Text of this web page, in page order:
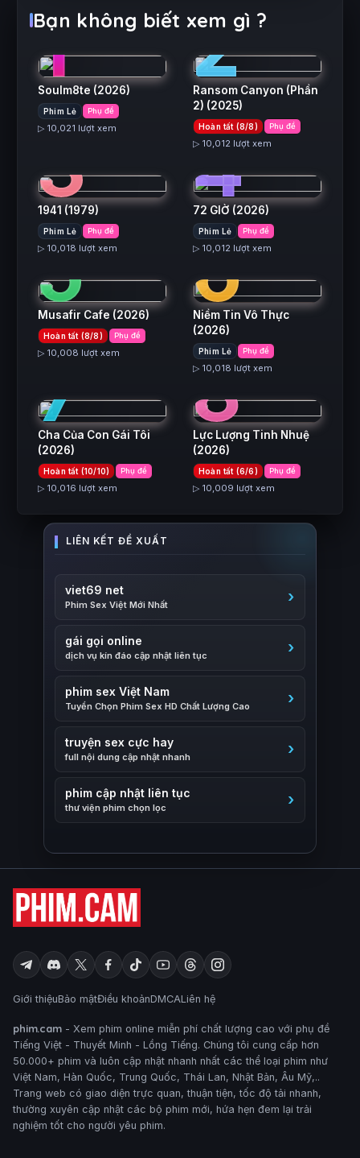
Bạn không biết xem gì ?
1
Soulm8te (2026)
Phim Lẻ Phụ đề
▷ 10,021 lượt xem
2
Ransom Canyon (Phần
2) (2025)
Hoàn tất (8/8) Phụ đề
▷ 10,012 lượt xem
3
1941 (1979)
Phim Lẻ Phụ đề
▷ 10,018 lượt xem
4
72 GIỜ (2026)
Phim Lẻ Phụ đề
▷ 10,012 lượt xem
5
Musafir Cafe (2026)
Hoàn tất (8/8) Phụ đề
▷ 10,008 lượt xem
6
Niềm Tin Vô Thực
(2026)
Phim Lẻ Phụ đề
▷ 10,018 lượt xem
7
Cha Của Con Gái Tôi
(2026)
Hoàn tất (10/10) Phụ đề
▷ 10,016 lượt xem
8
Lực Lượng Tinh Nhuệ
(2026)
Hoàn tất (6/6) Phụ đề
▷ 10,009 lượt xem
viet69 net
Phim Sex Việt Mới Nhất
gái gọi online
dịch vụ kín đáo cập nhật liên tục
phim sex Việt Nam
Tuyển Chọn Phim Sex HD Chất Lượng Cao
truyện sex cực hay
full nội dung cập nhật nhanh
phim cập nhật liên tục
thư viện phim chọn lọc
Giới thiệuBảo mậtĐiều khoảnDMCALiên hệ
phim.cam- Xem phim online miễn phí chất lượng cao với phụ đề
Tiếng Việt - Thuyết Minh - Lồng Tiếng. Chúng tôi cung cấp hơn
50.000+ phim và luôn cập nhật nhanh nhất các thể loại phim như
Việt Nam, Hàn Quốc, Trung Quốc, Thái Lan, Nhật Bản, Âu Mỹ,..
Trang web có giao diện trực quan, thuận tiện, tốc độ tải nhanh,
thường xuyên cập nhật các bộ phim mới, hứa hẹn đem lại trải
nghiệm tốt cho người yêu phim.